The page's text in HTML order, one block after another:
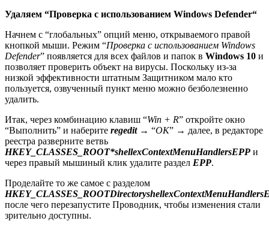
Удаляем “Проверка с использованием Windows Defender“
Начнем с “глобальных” опций меню, открываемого правой
кнопкой мыши. Режим “Проверка с использованием Windows
Defender” появляется для всех файлов и папок в Windows 10 и
позволяет проверить объект на вирусы. Поскольку из-за
низкой эффективности штатным Защитником мало кто
пользуется, озвученный пункт меню можно безболезненно
удалить.
Итак, через комбинацию клавиш “Win + R” откройте окно
“Выполнить” и наберите regedit→ “ОК” → далее, в редакторе
реестра разверните ветвь
HKEY_CLASSES_ROOT*shellexContextMenuHandlersEPP и
через правый мышиный клик удалите раздел EPP.
Проделайте то же самое с разделом
HKEY_ CLASSES_ ROOTDirectoryshellexContextMenuHandlers
после чего перезапустите Проводник, чтобы изменения стали
зрительно доступны.